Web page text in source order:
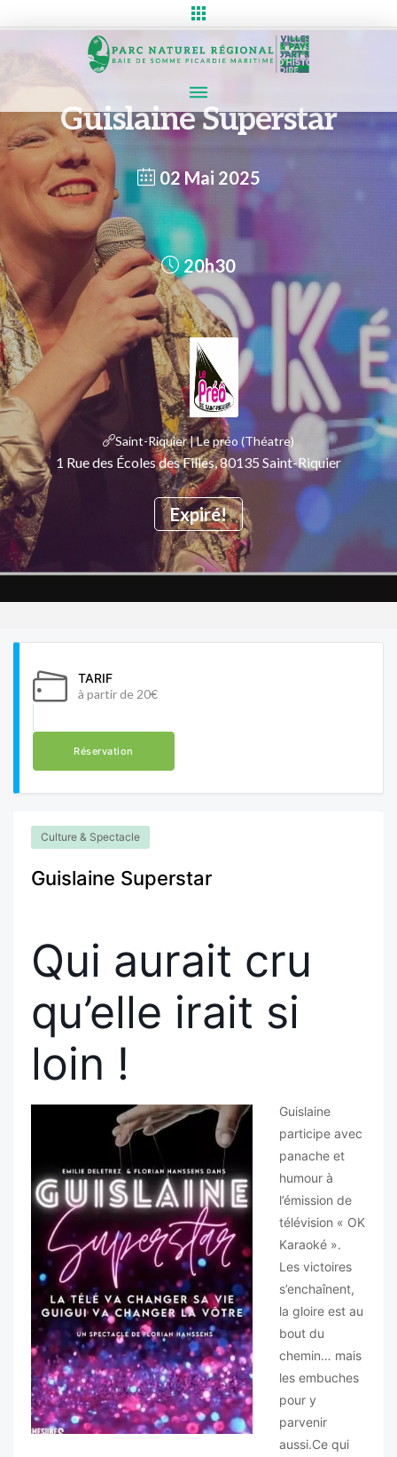
Guislaine Superstar
02 Mai 2025
Expiré!
20h30
Saint-Riquier | Le préo (Théatre)
1 Rue des Écoles des Filles, 80135 Saint-Riquier
TARIF
à partir de 20€
Réservation
Culture & Spectacle
Guislaine Superstar
Qui aurait cru
qu’elle irait si
loin !
Guislaine
participe avec
panache et
humour à
l’émission de
télévision « OK
Karaoké ».
Les victoires
s’enchaînent,
la gloire est au
bout du
chemin… mais
les embuches
pour y
parvenir
aussi.Ce qui